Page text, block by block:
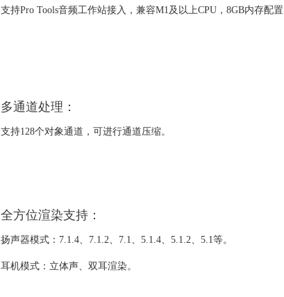
支持Pro Tools音频工作站接入，兼容M1及以上CPU，8GB内存配置
多通道处理：
支持128个对象通道，可进行通道压缩。
全方位渲染支持：
扬声器模式：7.1.4、7.1.2、7.1、5.1.4、5.1.2、5.1等。
耳机模式：立体声、双耳渲染。